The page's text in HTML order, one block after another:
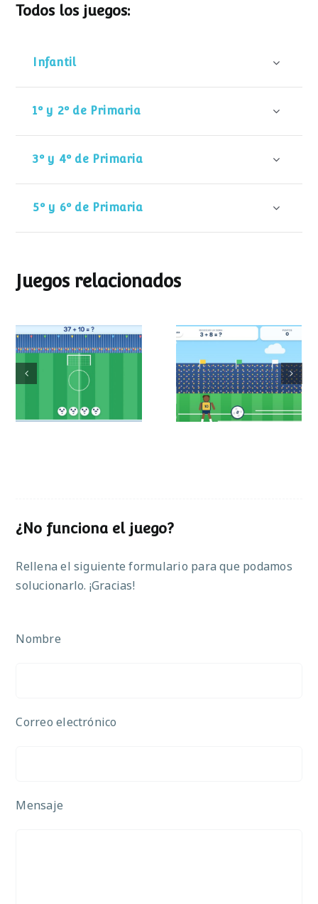
Todos los juegos:
Infantil
1º y 2º de Primaria
3º y 4º de Primaria
5º y 6º de Primaria
Juegos relacionados
Mundial de
operaciones
Partido de sumas
¿No funciona el juego?
Rellena el siguiente formulario para que podamos
solucionarlo. ¡Gracias!
Nombre
Correo electrónico
Mensaje